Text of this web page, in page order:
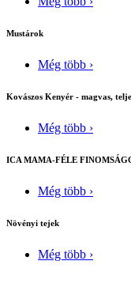
Mustárok
Még több ›
Kovászos Kenyér - magvas,
Még több ›
ICA MAMA-FÉLE
Még több ›
Növényi tejek
Még több ›